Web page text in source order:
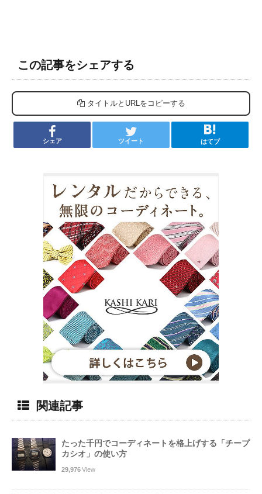
この記事をシェアする
タイトルとURLをコピーする
シェア ツイート はてブ
関連記事
たった千円でコーディネートを格上げする「チープ
カシオ」の使い方
29,976View